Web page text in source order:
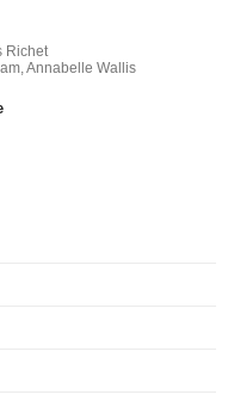
Richet
Annabelle Wallis